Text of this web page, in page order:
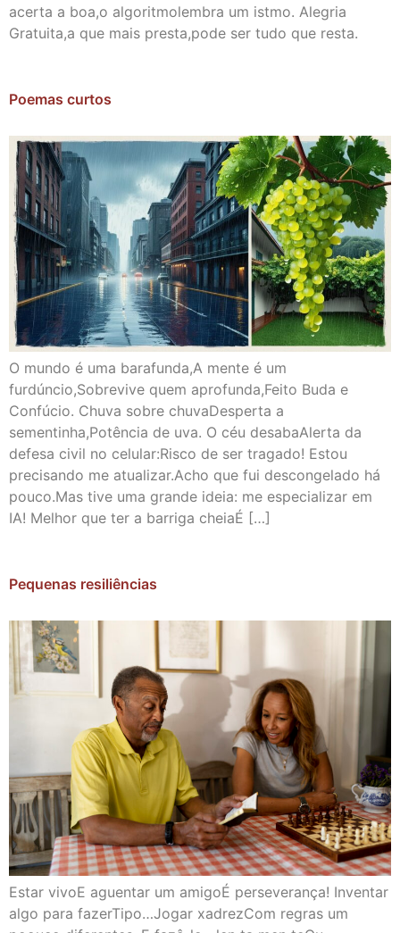
acerta a boa,o algoritmolembra um istmo. Alegria
Gratuita,a que mais presta,pode ser tudo que resta.
Poemas curtos
O mundo é uma barafunda,A mente é um
furdúncio,Sobrevive quem aprofunda,Feito Buda e
Confúcio. Chuva sobre chuvaDesperta a
sementinha,Potência de uva. O céu desabaAlerta da
defesa civil no celular:Risco de ser tragado! Estou
precisando me atualizar.Acho que fui descongelado há
pouco.Mas tive uma grande ideia: me especializar em
IA! Melhor que ter a barriga cheiaÉ […]
Pequenas resiliências
Estar vivoE aguentar um amigoÉ perseverança! Inventar
algo para fazerTipo…Jogar xadrezCom regras um